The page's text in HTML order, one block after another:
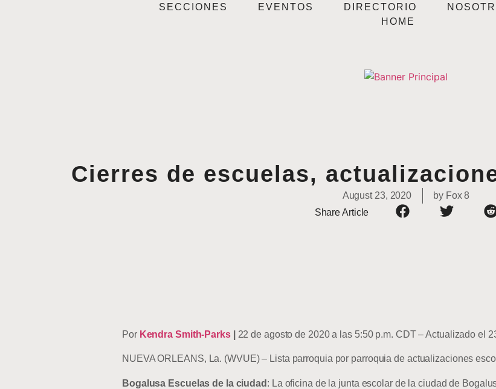
SECCIONES EVENTOS DIRECTORIO
HOME
Cierres de escuelas,
August 23, 2020 byFox 8
Share Article
Por Kendra Smith-Parks 22 de agosto de 2020 a las 5:50 p.m. CDT – Actualizado el
NUEVA ORLEANS, La. (WVUE) – Lista parroquia por parroquia de actualizaciones
Bogalusa Escuelas de la ciudad : La oficina de la junta escolar de la ciudad de